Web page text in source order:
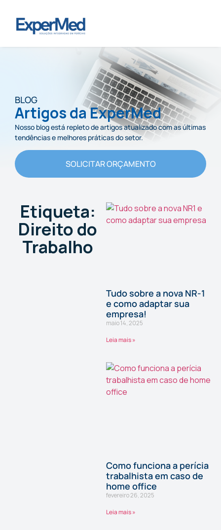
BLOG
Artigos da ExperMed
Nosso blog está repleto de artigos atualizado com as últimas
tendências e melhores práticas do setor.
SOLICITAR ORÇAMENTO
Etiqueta:
Direito do
Trabalho
Tudo sobre a nova NR-1
e como adaptar sua
empresa!
maio 14, 2025
Leia mais »
Como funciona a perícia
trabalhista em caso de
home office
fevereiro 26, 2025
Leia mais »